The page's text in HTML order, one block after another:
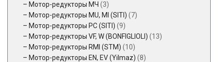
Мотор-редукторы МЧ (3)
Мотор-редукторы MU, MI (SITI) (7)
Мотор-редукторы PC (SITI) (9)
Мотор-редукторы VF, W (BONFIGLIOLI) (13)
Мотор-редукторы RMI (STM) (10)
Мотор-редукторы EN, EV (Yilmaz) (8)